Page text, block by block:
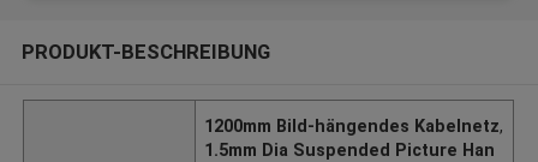
PRODUKT-BESCHREIBUNG
1200mm Bild-hängendes Kabelnetz,
1.5mm Dia Suspended Picture Han